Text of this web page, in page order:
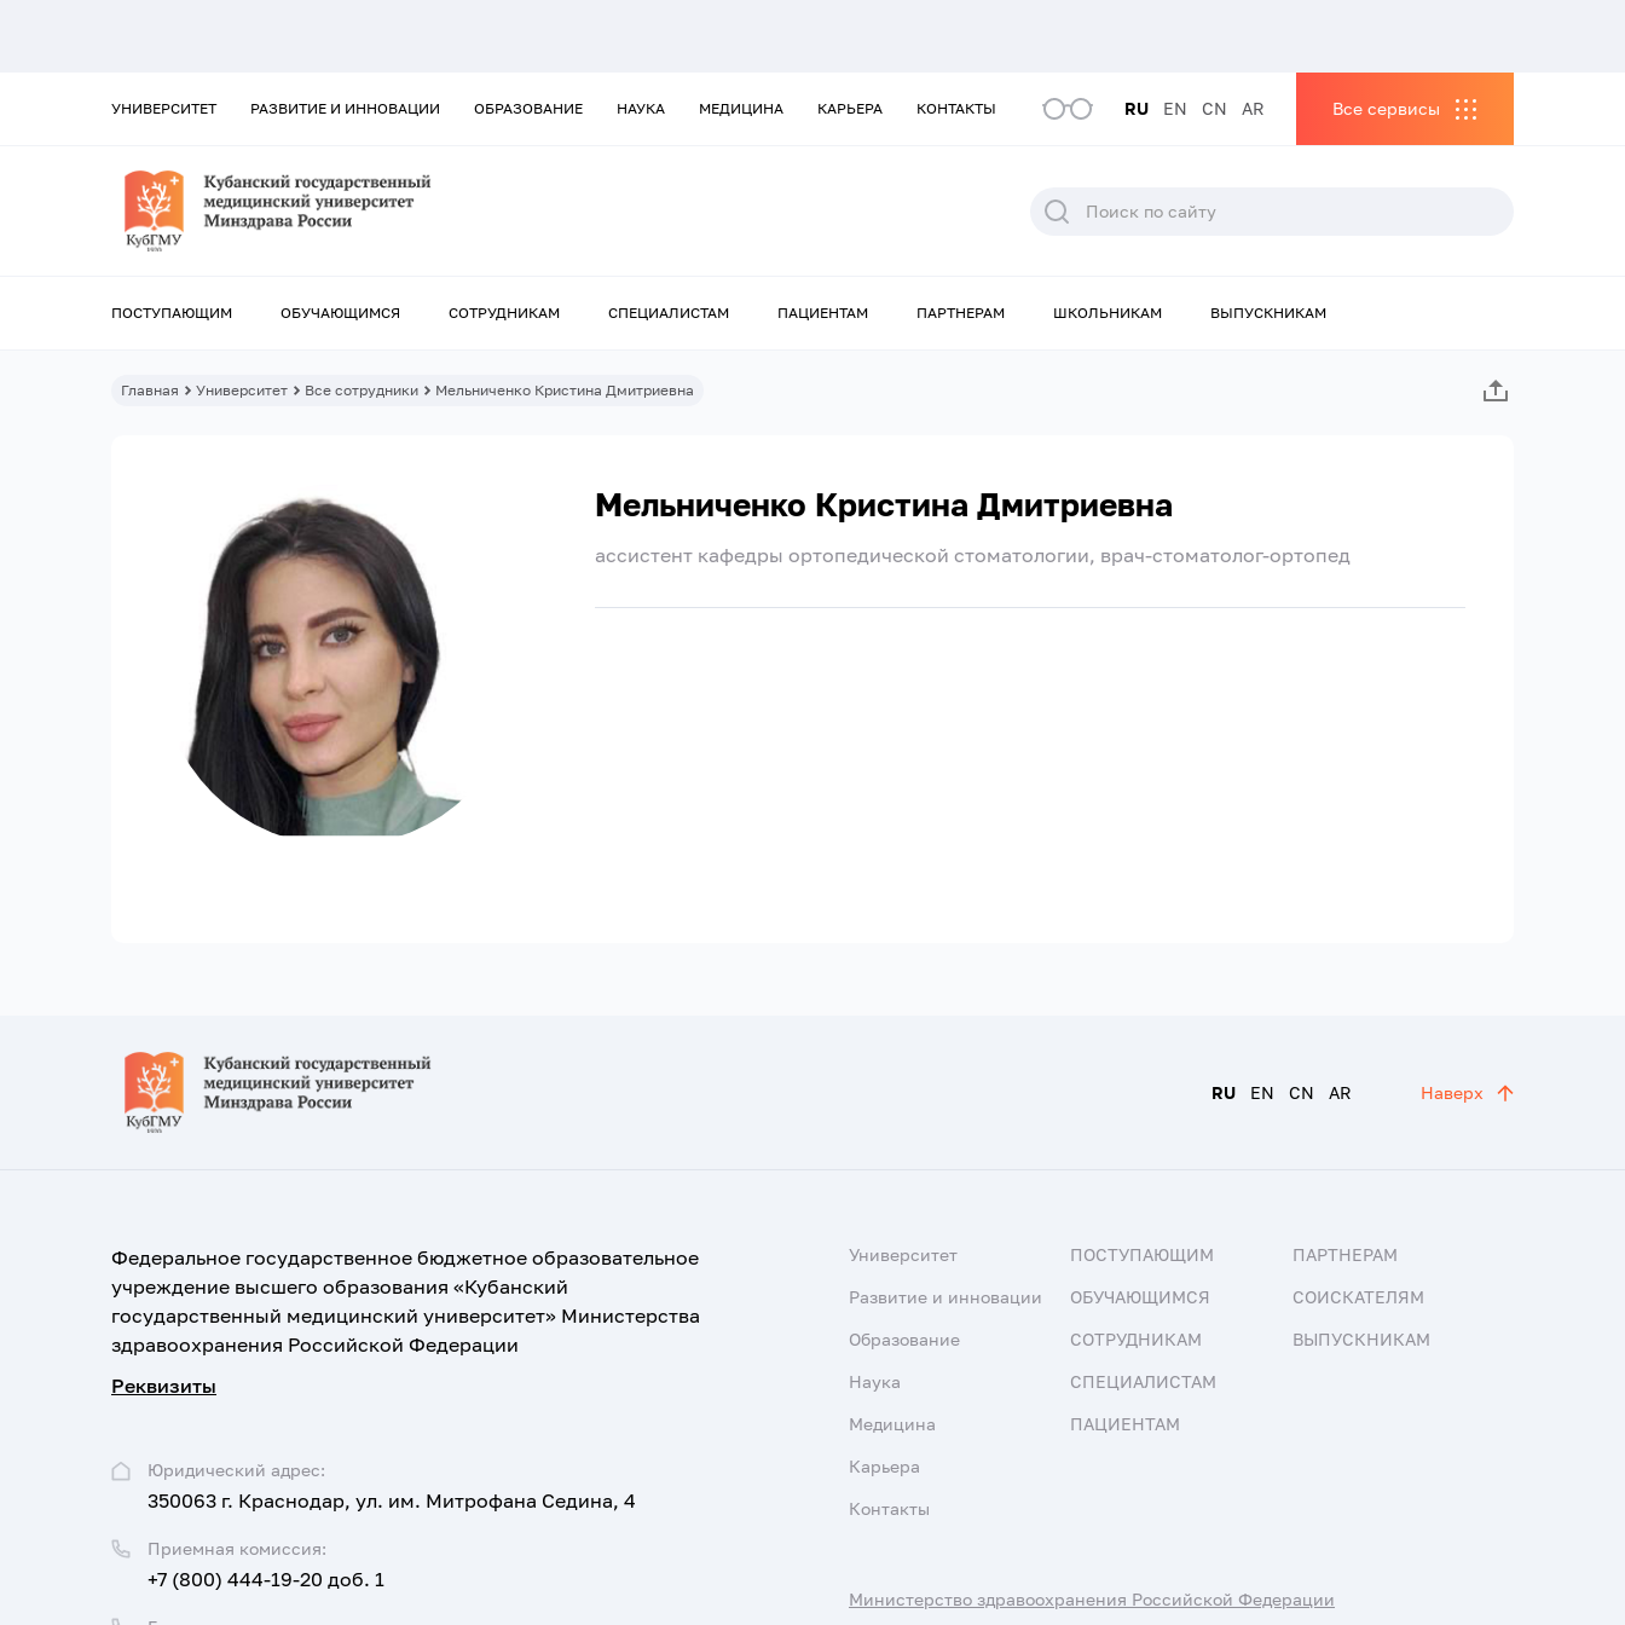
УНИВЕРСИТЕТ РАЗВИТИЕ И ИННОВАЦИИ ОБРАЗОВАНИЕ НАУКА МЕДИЦИНА КАРЬЕРА КОНТАКТЫ RU EN CN AR Все сервисы
ПОСТУПАЮЩИМ ОБУЧАЮЩИМСЯ СОТРУДНИКАМ СПЕЦИАЛИСТАМ ПАЦИЕНТАМ ПАРТНЕРАМ ШКОЛЬНИКАМ ВЫПУСКНИКАМ
Главная Университет Все сотрудники Мельниченко Кристина Дмитриевна
Мельниченко Кристина Дмитриевна
ассистент кафедры ортопедической стоматологии, врач-стоматолог-ортопед
RU EN CN AR Наверх
Федеральное государственное бюджетное образовательное
учреждение высшего образования «Кубанский
государственный медицинский университет» Министерства
здравоохранения Российской Федерации
Реквизиты
Юридический адрес:
350063 г. Краснодар, ул. им. Митрофана Седина, 4
Приемная комиссия:
+7 (800) 444-19-20 доб. 1
Университет
Развитие и инновации
Образование
Наука
Медицина
Карьера
Контакты
ПОСТУПАЮЩИМ
ОБУЧАЮЩИМСЯ
СОТРУДНИКАМ
СПЕЦИАЛИСТАМ
ПАЦИЕНТАМ
ПАРТНЕРАМ
СОИСКАТЕЛЯМ
ВЫПУСКНИКАМ
Министерство здравоохранения Российской Федерации